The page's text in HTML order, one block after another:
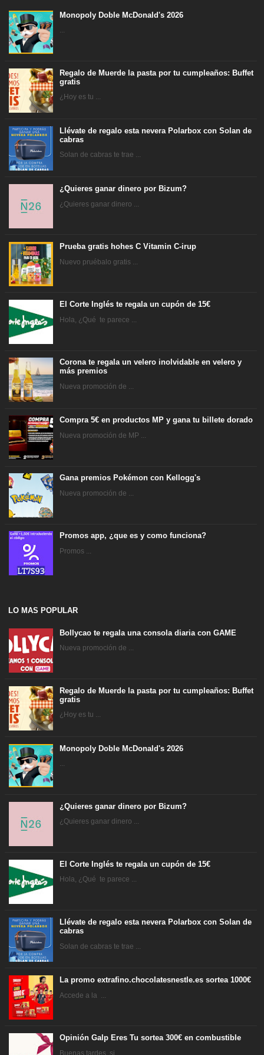
Monopoly Doble McDonald's 2026
...
Regalo de Muerde la pasta por tu cumpleaños: Buffet
gratis
¿Hoy es tu ...
Llévate de regalo esta nevera Polarbox con Solan de
cabras
Solan de cabras te trae ...
¿Quieres ganar dinero por Bizum?
¿Quieres ganar dinero ...
Prueba gratis hohes C Vitamin C-irup
Nuevo pruébalo gratis ...
El Corte Inglés te regala un cupón de 15€
Hola, ¿Qué te parece ...
Corona te regala un velero inolvidable en velero y
más premios
Nueva promoción de ...
Compra 5€ en productos MP y gana tu billete dorado
Nueva promoción de MP ...
Gana premios Pokémon con Kellogg's
Nueva promoción de ...
Promos app, ¿que es y como funciona?
Promos ...
LO MAS POPULAR
Bollycao te regala una consola diaria con GAME
Nueva promoción de ...
Regalo de Muerde la pasta por tu cumpleaños: Buffet
gratis
¿Hoy es tu ...
Monopoly Doble McDonald's 2026
...
¿Quieres ganar dinero por Bizum?
¿Quieres ganar dinero ...
El Corte Inglés te regala un cupón de 15€
Hola, ¿Qué te parece ...
Llévate de regalo esta nevera Polarbox con Solan de
cabras
Solan de cabras te trae ...
La promo extrafino.chocolatesnestle.es sortea 1000€
Accede a la ...
Opinión Galp Eres Tu sortea 300€ en combustible
Buenas tardes, si ...